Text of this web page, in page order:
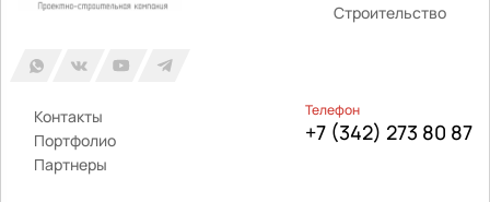
Строительство
Контакты
Портфолио
Партнеры
Телефон
+7 (342) 273 80 87